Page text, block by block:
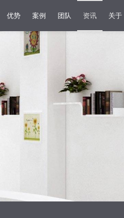
优势 案例 团队 资讯 关于